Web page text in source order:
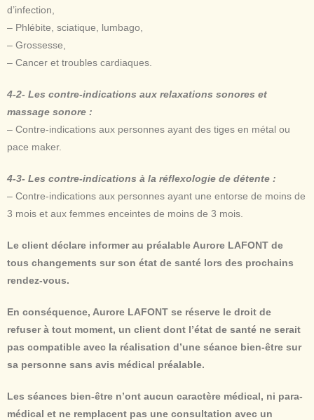
d’infection,
– Phlébite, sciatique, lumbago,
– Grossesse,
– Cancer et troubles cardiaques.
4-2- Les contre-indications aux relaxations sonores et
massage sonore :
– Contre-indications aux personnes ayant des tiges en métal ou
pace maker.
4-3- Les contre-indications à la réflexologie de détente :
– Contre-indications aux personnes ayant une entorse de moins de
3 mois et aux femmes enceintes de moins de 3 mois.
Le client déclare informer au préalable Aurore LAFONT de
tous changements sur son état de santé lors des prochains
rendez-vous.
En conséquence, Aurore LAFONT se réserve le droit de
refuser à tout moment, un client dont l’état de santé ne serait
pas compatible avec la réalisation d’une séance bien-être sur
sa personne sans avis médical préalable.
Les séances bien-être n’ont aucun caractère médical, ni para-
médical et ne remplacent pas une consultation avec un